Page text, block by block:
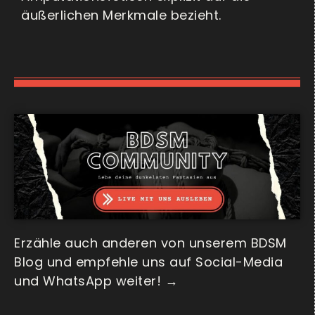
äußerlichen Merkmale bezieht.
Erzähle auch anderen von unserem BDSM
Blog und empfehle uns auf Social-Media
und WhatsApp weiter! →